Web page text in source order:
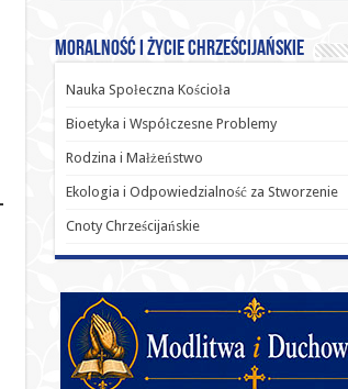
Moralność i Życie Chrześcijańskie
Nauka Społeczna Kościoła
Bioetyka i Współczesne Problemy
Rodzina i Małżeństwo
Ekologia i Odpowiedzialność za Stworzenie
Cnoty Chrześcijańskie